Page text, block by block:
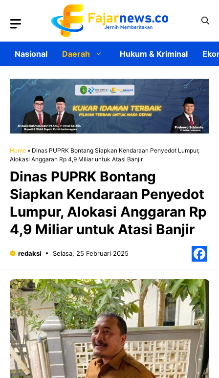
Nasional Daerah Hukum & Kriminal
Home » Dinas PUPRK Bontang Siapkan Kendaraan Penyedot Lumpur,
Alokasi Anggaran Rp 4,9 Miliar untuk Atasi Banjir
Dinas PUPRK Bontang
Siapkan Kendaraan Penyedot
Lumpur, Alokasi Anggaran Rp
4,9 Miliar untuk Atasi Banjir
redaksi Selasa, 25 Februari 2025